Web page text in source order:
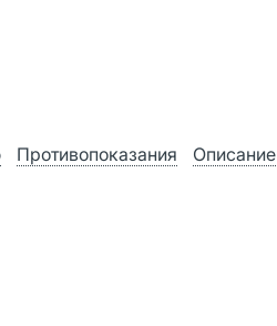
Противопоказания Описание